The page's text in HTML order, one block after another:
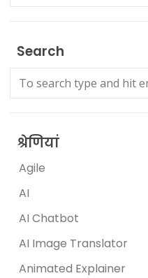
Search
श्रेणियां
Agile
AI
AI Chatbot
AI Image Translator
Animated Explainer